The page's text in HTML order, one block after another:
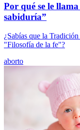
Por qué se le
sabiduría”
¿Sabías que la
"Filosofía de la fe"?
aborto